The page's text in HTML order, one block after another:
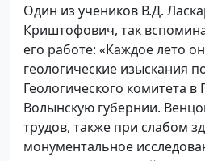
Один из учеников В.Д.
Криштофович, так
его работе: «Каждое лето
геологические изыскания
Геологического комитета
Волынскую губернии.
трудов, также при слабом
монументальное